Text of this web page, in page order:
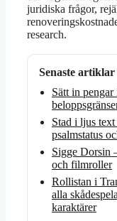
juridiska frågor,
research.
Senaste artiklar
Sätt in
Stad i ljus
psalmstatus
Sigge Dorsin
och filmroller
Rollistan i
alla
karaktärer